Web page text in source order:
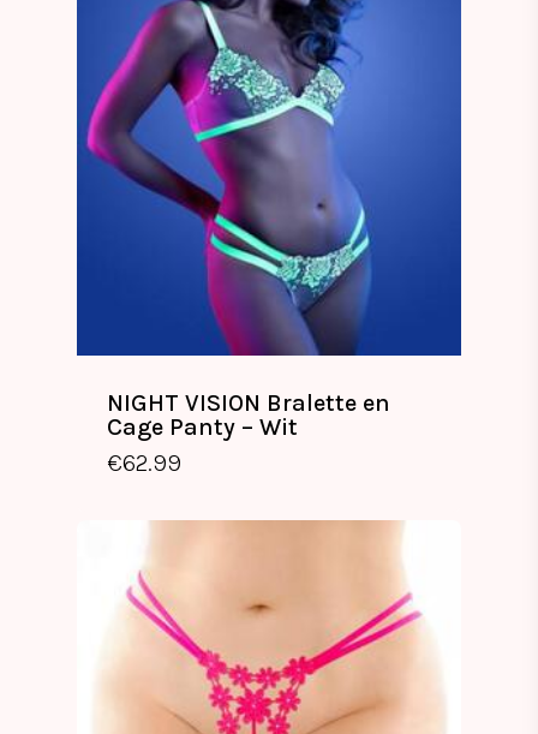
NIGHT VISION Bralette en
Cage Panty – Wit
€62.99